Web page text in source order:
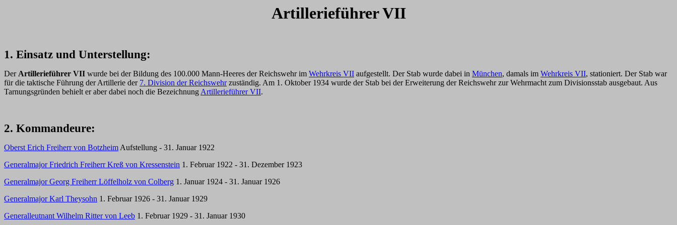
Artillerieführer VII
1. Einsatz und Unterstellung:
Der Artillerieführer VII wurde bei der Bildung des 100.000 Mann-Heeres der Reichswehr im Wehrkreis VII aufgestellt. Der Stab wurde dabei in München, damals im Wehrkreis VII, stationiert. Der Stab war
für die taktische Führung der Artillerie der 7. Division der Reichswehrzuständig. Am 1. Oktober 1934 wurde der Stab bei der Erweiterung der Reichswehr zur Wehrmacht zum Divisionsstab ausgebaut. Aus
Tarnungsgründen behielt er aber dabei noch die Bezeichnung Artillerieführer VII.
2. Kommandeure:
Oberst Erich Freiherr von Botzheim Aufstellung - 31. Januar 1922
Generalmajor Friedrich Freiherr Kreß von Kressenstein 1. Februar 1922 - 31. Dezember 1923
Generalmajor Georg Freiherr Löffelholz von Colberg 1. Januar 1924 - 31. Januar 1926
Generalmajor Karl Theysohn 1. Februar 1926 - 31. Januar 1929
Generalleutnant Wilhelm Ritter von Leeb 1. Februar 1929 - 31. Januar 1930